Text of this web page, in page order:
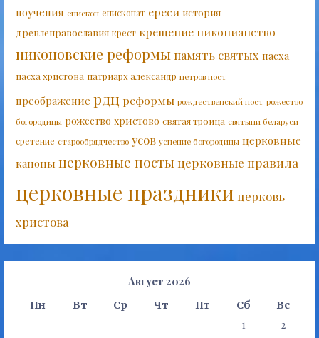
поучения епископ епископат ереси история
древлеправославия крест крещение никонианство
никоновские реформыпамять святых пасха
пасха христова патриарх александр петров пост
преображение рдц реформы рождественский пост рожество
богородицы рожество христово святая троица святыни беларуси
сретение старообрядчество усов успение богородицы церковные
каноны церковные постыцерковные правила
церковные праздникицерковь
христова
Август 2026
Пн Вт Ср Чт Пт Сб Вс
1
2